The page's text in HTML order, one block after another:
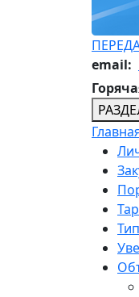
email: